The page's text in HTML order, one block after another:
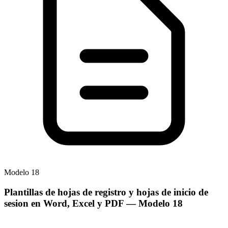
Modelo 18
Plantillas de hojas de registro y hojas de inicio de
sesion en Word, Excel y PDF— Modelo 18